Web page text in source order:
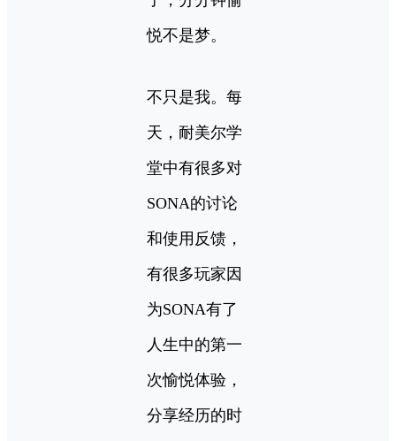
悦不是梦。
不只是我。每
天，耐美尔学
堂中有很多对
SONA的讨论
和使用反馈，
有很多玩家因
为SONA有了
人生中的第一
次愉悦体验，
分享经历的时